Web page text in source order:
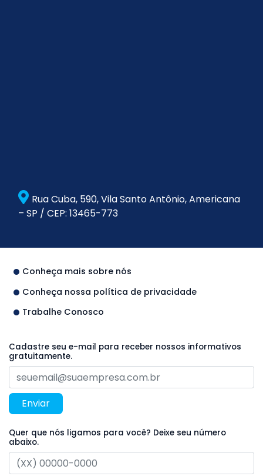
Rua Cuba, 590, Vila Santo Antônio, Americana
– SP / CEP: 13465-773
Conheça mais sobre nós
Conheça nossa política de privacidade
Trabalhe Conosco
Cadastre seu e-mail para receber nossos informativos
gratuitamente.
Enviar
Quer que nós ligamos para você? Deixe seu número
abaixo.